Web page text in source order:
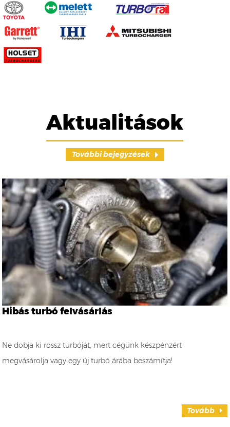
Aktualitások
További bejegyzések
Hibás turbó felvásárlás
Ne dobja ki rossz turbóját, mert cégünk készpénzért
megvásárolja vagy egy új turbó árába beszámítja!
Tovább